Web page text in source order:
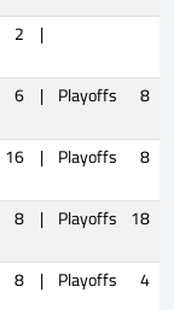
2 |
6 | Playoffs 8
16 | Playoffs 8
8 | Playoffs 18
8 | Playoffs 4